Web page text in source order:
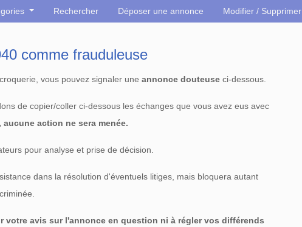
Rechercher Déposer une annonce Modifier / Supprimer
comme frauduleuse
vous pouvez signaler une annonce douteuse ci-dessous.
de copier/coller ci-dessous les échanges que vous avez eus avec
action ne sera menée.
pour analyse et prise de décision.
dans la résolution d'éventuels litiges, mais bloquera autant
votre avis sur l'annonce en question ni à régler vos différends